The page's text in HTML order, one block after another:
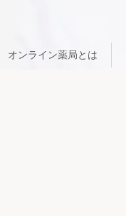
オンライン薬局とは